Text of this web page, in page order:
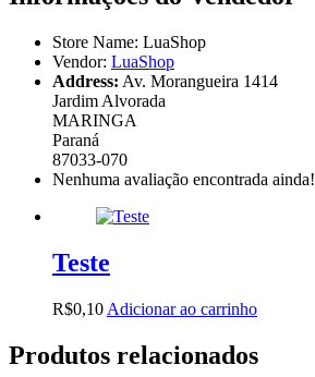
Store Name: LuaShop
Vendor: LuaShop
Address: Av. Morangueira 1414
Jardim Alvorada
MARINGA
Paraná
87033-070
Nenhuma avaliação encontrada ainda!
Teste
R$0,10 Adicionar ao carrinho
Produtos relacionados